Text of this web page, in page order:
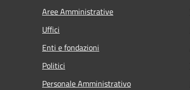
Aree Amministrative
Uffici
Enti e fondazioni
Politici
Personale Amministrativo